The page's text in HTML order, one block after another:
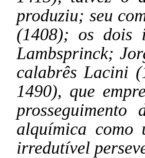
produziu; seu
(1408); os dois
Lambsprinck;
calabrês Lacini
1490), que
alquímica como
irredutível